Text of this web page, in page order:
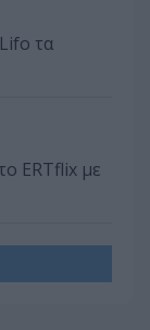
τα
ERTflix με